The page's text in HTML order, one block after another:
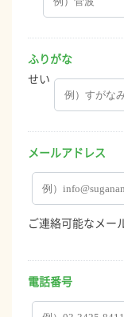
ふりがな
せい
メールアドレス
ご連絡可能なメー
電話番号